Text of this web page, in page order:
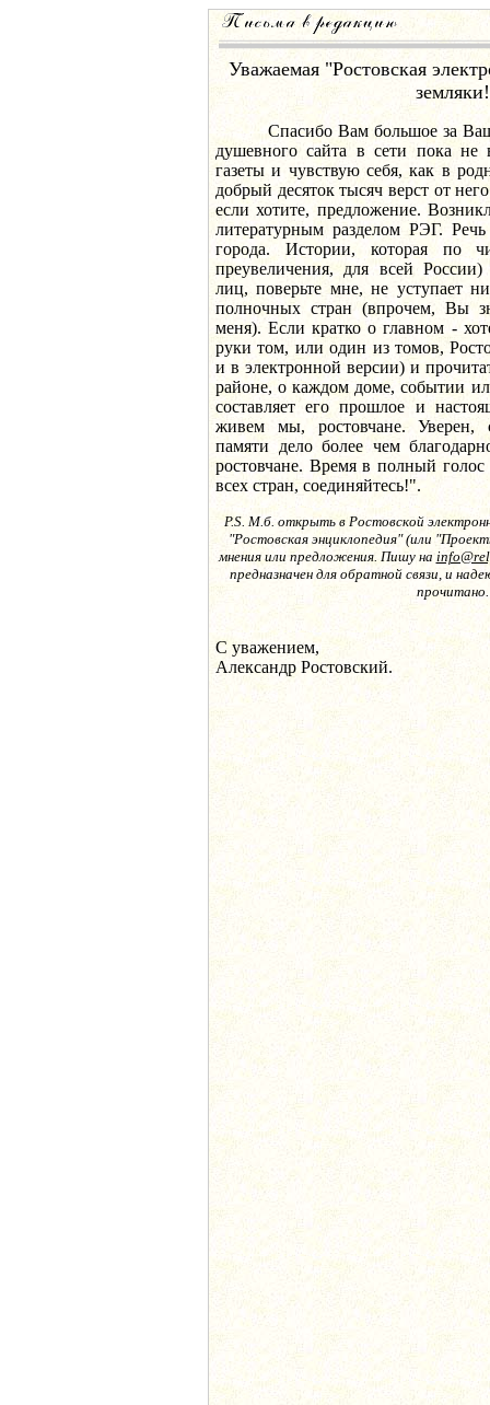
Уважаемая "Ростовская
земляки!
Спасибо Вам большое за Вашу
душевного сайта в сети пока не
газеты и чувствую себя, как в
добрый десяток тысяч верст от
если хотите, предложение.
литературным разделом РЭГ.
города. Истории, которая по
преувеличения, для всей
лиц, поверьте мне, не уступает
полночных стран (впрочем, Вы
меня). Если кратко о главном -
руки том, или один из томов,
и в электронной версии) и
районе, о каждом доме, событии
составляет его прошлое и
живем мы, ростовчане. Уверен,
памяти дело более чем
ростовчане. Время в полный голос
всех стран, соединяйтесь!".
P.S. М.б. открыть в Ростовской
"Ростовская энциклопедия" (или
мнения или предложения. Пишу на
предназначен для обратной связи, и
прочитано.
С уважением,
Александр Ростовский.